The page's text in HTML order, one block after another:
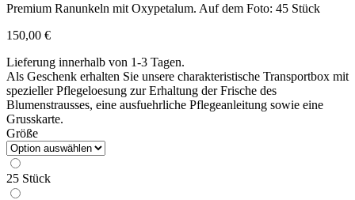
Premium Ranunkeln mit Oxypetalum. Auf dem Foto: 45 Stück
150,00 €
Lieferung innerhalb von 1-3 Tagen.
Als Geschenk erhalten Sie unsere charakteristische Transportbox mit
spezieller Pflegeloesung zur Erhaltung der Frische des
Blumenstrausses, eine ausfuehrliche Pflegeanleitung sowie eine
Grusskarte.
Größe
25 Stück